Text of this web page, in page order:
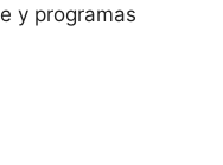
y programas